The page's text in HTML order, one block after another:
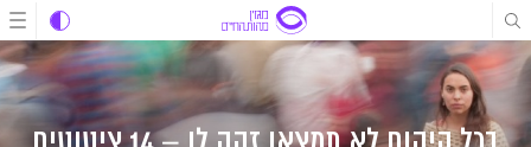
דלג
לתוכן
דלג
לתוכן
דלג
לניווט